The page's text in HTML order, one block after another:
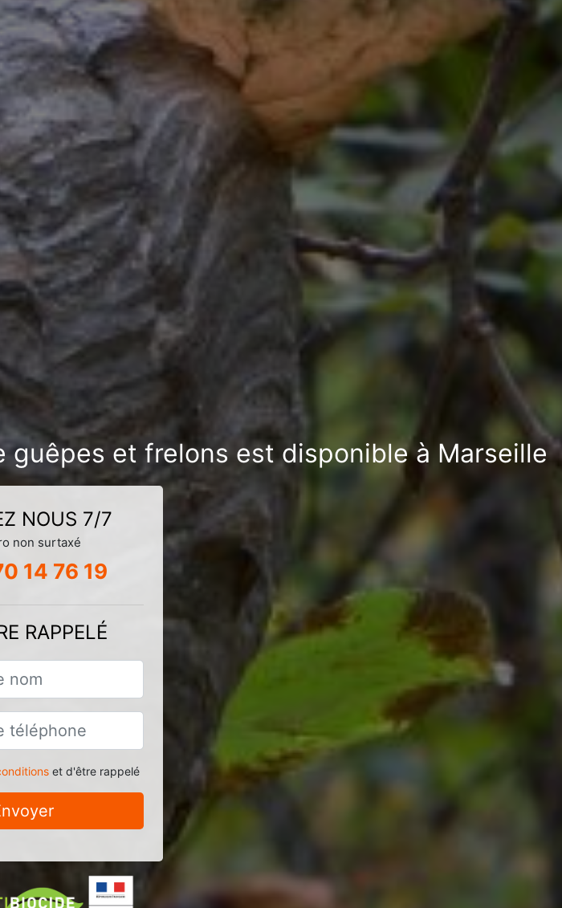
et frelons est disponible à Marseille
NOUS 7/7
non surtaxé
14 76 19
RAPPELÉ
et d'être rappelé